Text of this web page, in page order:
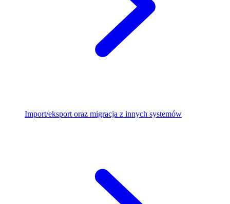
Import/eksport oraz migracja z innych systemów